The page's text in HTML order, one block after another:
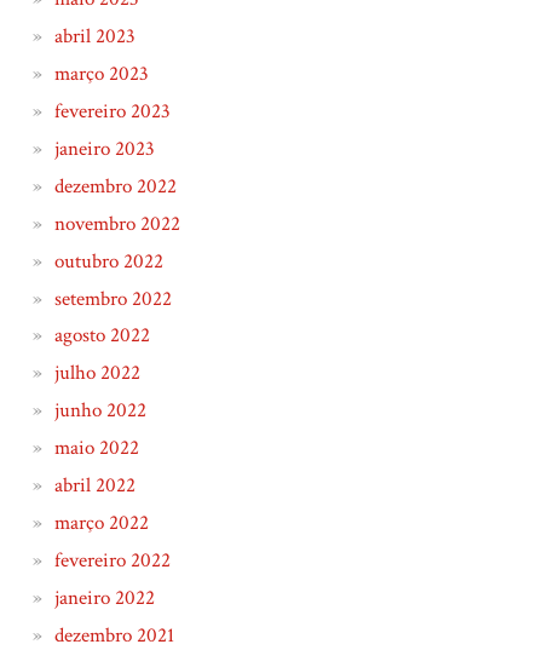
abril 2023
março 2023
fevereiro 2023
janeiro 2023
dezembro 2022
novembro 2022
outubro 2022
setembro 2022
agosto 2022
julho 2022
junho 2022
maio 2022
abril 2022
março 2022
fevereiro 2022
janeiro 2022
dezembro 2021